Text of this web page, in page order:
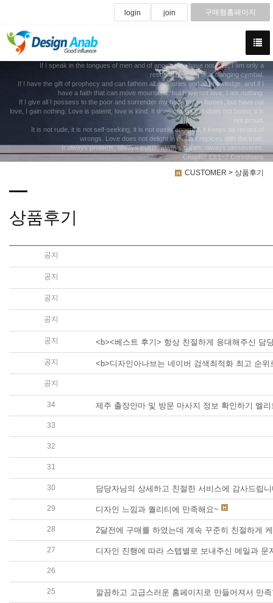
login join 구매형홈페이지
If I speak in the tongues of men and of angels, but have not love, I am only a
resounding gong or a clanging cymbal.
If I have the gift of prophecy and can fathom all mysteries and all knowledge, and if I
have a faith that can move mountains, but have not love, I am nothing.
If I give all I possess to the poor and surrender my body to the flames, but have not
love, I gain nothing. Love is patient, love is kind. It does not envy, it does not boast, it is
not proud.
It is not rude, it is not self-seeking, it is not easily angered, it keeps no record of
wrongs. Love does not delight in evil but rejoices with the truth.
It always protects, always trusts, always hopes, always perseveres.
Chapter 13:1~7 Corinthians
CUSTOMER > 상품후기
상품후기
공지
공지
공지
공지
공지 <b><베스트 후기> 항상 친절하게 응대해주신 담
공지 <b>디자인아나브는 네이버 검색최적화 최고 순
공지
34 제주 출장안마 및 방문 마사지 정보 확인하기 엘
33
32
31
30 담당자님의 상세하고 친절한 서비스에 감사드립
29 디자인 느낌과 퀄리티에 만족해요~
28 2달전에 구매를 하였는데 계속 꾸준히 친절하게
27 디자인 진행에 따라 스텝별로 보내주신 메일과
26
25 깔끔하고 고급스러운 홈페이지로 만들어져서 만